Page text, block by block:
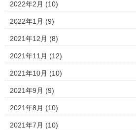
2022年2月 (10)
2022年1月 (9)
2021年12月 (8)
2021年11月 (12)
2021年10月 (10)
2021年9月 (9)
2021年8月 (10)
2021年7月 (10)